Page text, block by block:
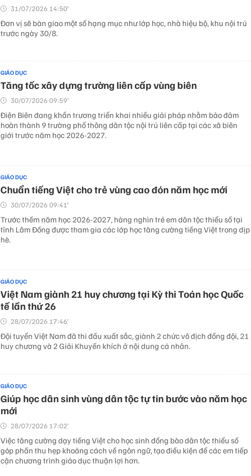
31/07/2026 14:50’
Đơn vị sẽ bàn giao một số hạng mục như lớp học, nhà hiệu bộ, khu nội trú
trước ngày 30/8.
GIÁO DỤC
Tăng tốc xây dựng trường liên cấp vùng biên
30/07/2026 09:59’
Điện Biên đang khẩn trương triển khai nhiều giải pháp nhằm bảo đảm
hoàn thành 9 trường phổ thông dân tộc nội trú liên cấp tại các xã biên
giới trước năm học 2026-2027.
GIÁO DỤC
Chuẩn tiếng Việt cho trẻ vùng cao đón năm học mới
30/07/2026 09:41’
Trước thềm năm học 2026-2027, hàng nghìn trẻ em dân tộc thiểu số tại
tỉnh Lâm Đồng được tham gia các lớp học tăng cường tiếng Việt trong dịp
hè.
GIÁO DỤC
Việt Nam giành 21 huy chương tại Kỳ thi Toán học Quốc
tế lần thứ 26
28/07/2026 17:46’
Đội tuyển Việt Nam đã thi đấu xuất sắc, giành 2 chức vô địch đồng đội, 21
huy chương và 2 Giải Khuyến khích ở nội dung cá nhân.
GIÁO DỤC
Giúp học dân sinh vùng dân tộc tự tin bước vào năm học
mới
28/07/2026 17:02’
Việc tăng cường dạy tiếng Việt cho học sinh đồng bào dân tộc thiểu số
góp phần thu hẹp khoảng cách về ngôn ngữ, tạo điều kiện để các em tiếp
cận chương trình giáo dục thuận lợi hơn.